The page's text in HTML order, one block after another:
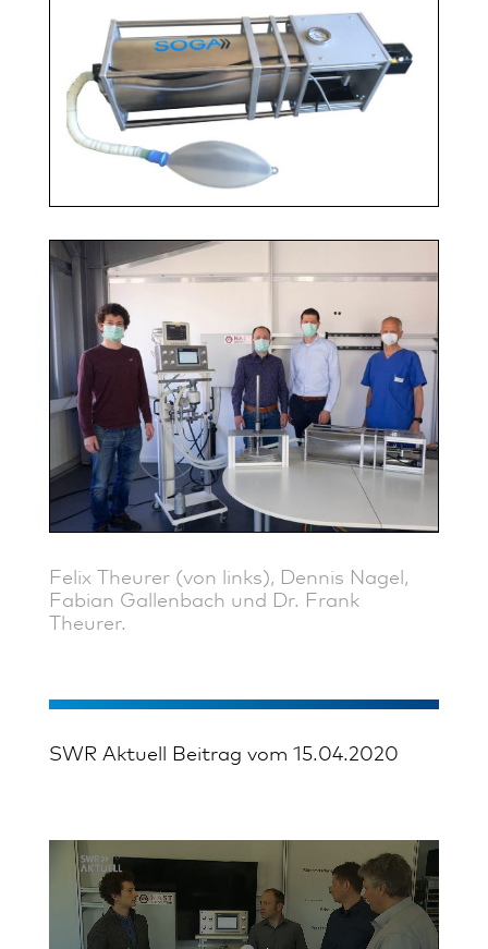
Felix Theurer (von links), Dennis Nagel,
Fabian Gallenbach und Dr. Frank
Theurer.
SWR Aktuell Beitrag vom 15.04.2020